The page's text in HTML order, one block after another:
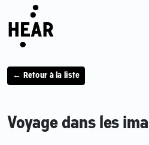
← Retour à la liste
Voyage dans les